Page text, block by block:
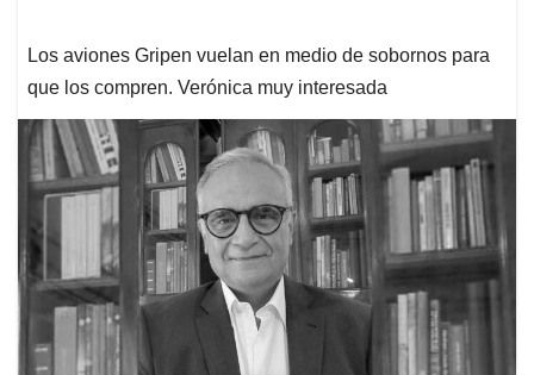
Los aviones Gripen vuelan en medio de sobornos para
que los compren. Verónica muy interesada